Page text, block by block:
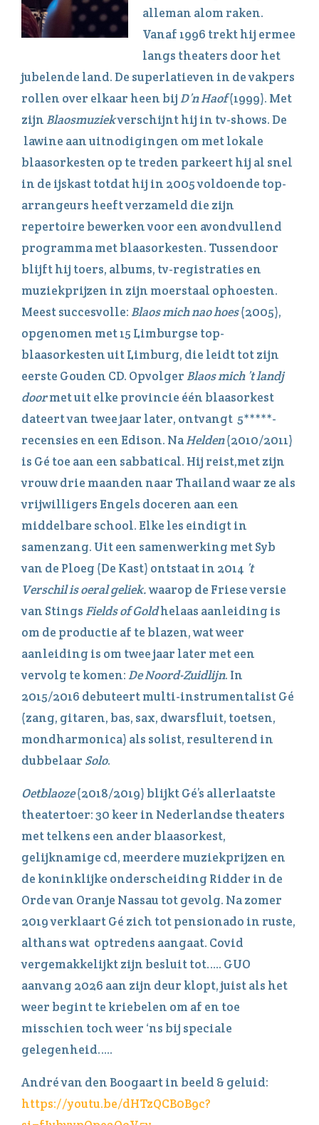
alleman alom raken.
Vanaf 1996 trekt hij ermee
langs theaters door het
jubelende land. De superlatieven in de vakpers
rollen over elkaar heen bijD’n Haof(1999). Met
zijnBlaosmuziekverschijnt hij in tv-shows. De
lawine aan uitnodigingen om met lokale
blaasorkesten op te treden parkeert hij al snel
in de ijskast totdat hij in 2005 voldoende top-
arrangeurs heeft verzameld die zijn
repertoire bewerken voor een avondvullend
programma met blaasorkesten. Tussendoor
blijft hij toers, albums, tv-registraties en
muziekprijzen in zijn moerstaal ophoesten.
Meest succesvolle:Blaos mich nao hoes(2005),
opgenomen met 15 Limburgse top-
blaasorkesten uit Limburg, die leidt tot zijn
eerste Gouden CD. OpvolgerBlaos mich ’t landj
doormet uit elke provincie één blaasorkest
dateert van twee jaar later, ontvangt 5*****-
recensies en een Edison. NaHelden(2010/2011)
is Gé toe aan een sabbatical. Hij reist,met zijn
vrouw drie maanden naar Thailand waar ze als
vrijwilligers Engels doceren aan een
middelbare school. Elke les eindigt in
samenzang. Uit een samenwerking met Syb
van de Ploeg (De Kast) ontstaat in 2014 ’t
Verschil is oeral geliek.waarop de Friese versie
van StingsFields of Goldhelaas aanleiding is
om de productie af te blazen, wat weer
aanleiding is om twee jaar later met een
vervolg te komen:De Noord-Zuidlijn. In
2015/2016 debuteert multi-instrumentalist Gé
(zang, gitaren, bas, sax, dwarsfluit, toetsen,
mondharmonica) als solist, resulterend in
dubbelaar Solo.
Oetblaoze(2018/2019) blijkt Gé’s allerlaatste
theatertoer: 30 keer in Nederlandse theaters
met telkens een ander blaasorkest,
gelijknamige cd, meerdere muziekprijzen en
de koninklijke onderscheiding Ridder in de
Orde van Oranje Nassau tot gevolg. Na zomer
2019 verklaart Gé zich tot pensionado in ruste,
althans wat optredens aangaat. Covid
vergemakkelijkt zijn besluit tot….. GUO
aanvang 2026 aan zijn deur klopt, juist als het
weer begint te kriebelen om af en toe
misschien toch weer ‘ns bij speciale
gelegenheid…..
André van den Boogaart in beeld & geluid:
https://youtu.be/dHTzQCB0B9c?